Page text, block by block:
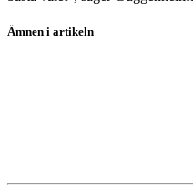
Ämnen i artikeln